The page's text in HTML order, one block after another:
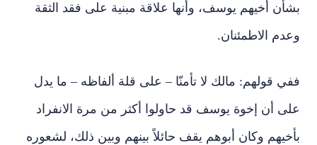
بشأن أخيهم يوسف، وأنها علاقة مبنية على فقد الثقة
وعدم الاطمئنان.
ففي قولهم: مالك لا تأمنّا – على قلة ألفاظه – ما يدل
على أن إخوة يوسف قد حاولوا أكثر من مرة الانفراد
بأخيهم وكان أبوهم يقف حائلاً بينهم وبين ذلك، لشعوره